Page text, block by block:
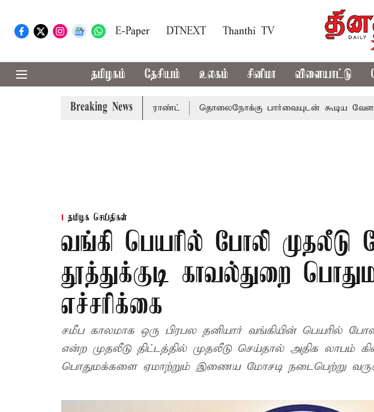
E-Paper DTNEXT Thanthi TV
தமிழகம் தேசியம் உலகம் சினிமா விளையாட்டு
Breaking News
நீதிமன்றம் பிடிவாராண்ட் தொலைநோக்கு பார்வையுடன் கூடிய வேளாண்
தமிழக செய்திகள்
வங்கி பெயரில் போலி முதலீடு
தூத்துக்குடி காவல்துறை
எச்சரிக்கை
சமீப காலமாக ஒரு பிரபல தனியார் வங்கியின் பெயரில்
என்ற முதலீடு திட்டத்தில் முதலீடு செய்தால் அதிக லாபம்
பொதுமக்களை ஏமாற்றும் இணைய மோசடி நடைபெற்று